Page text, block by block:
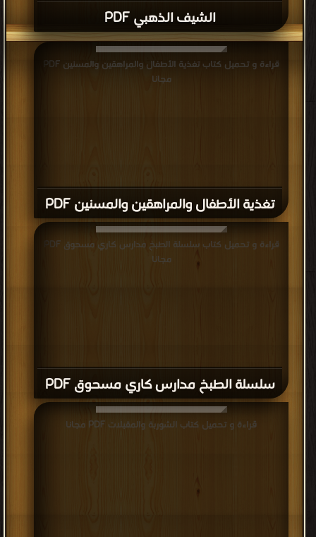
الشيف الذهبي PDF
تغذية الأطفال والمراهقين والمسنين PDF
قراءة و تحميل كتاب تغذية الأطفال والمراهقين والمسنين PDF
مجانا
سلسلة الطبخ مدارس كاري مسحوق PDF
قراءة و تحميل كتاب سلسلة الطبخ مدارس كاري مسحوق PDF
مجانا
قراءة و تحميل كتاب الشوربة والمقبلات PDF مجانا